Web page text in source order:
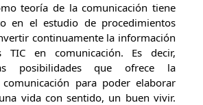
teoría de la comunicación tiene
en el estudio de procedimientos
continuamente la información
TIC en comunicación. Es decir,
posibilidades que ofrece la
para poder elaborar
vida con sentido, un buen vivir.